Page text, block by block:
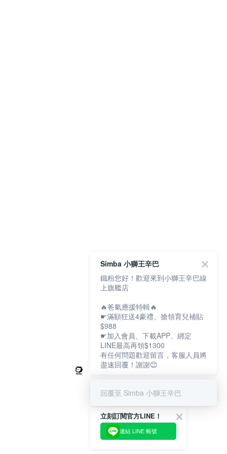
立刻訂閱官方LINE！
連結 LINE 帳號
Simba 小獅王辛巴
鐵粉您好！歡迎來到小獅王辛巴線
上旗艦店
🔥爸氣應援特輯🔥
☛滿額狂送4豪禮、搶領育兒補貼
$988
☛加入會員、下載APP、綁定
LINE最高再領$1300
有任何問題歡迎留言，客服人員將
盡速回覆！謝謝😊
回覆至 Simba 小獅王辛巴